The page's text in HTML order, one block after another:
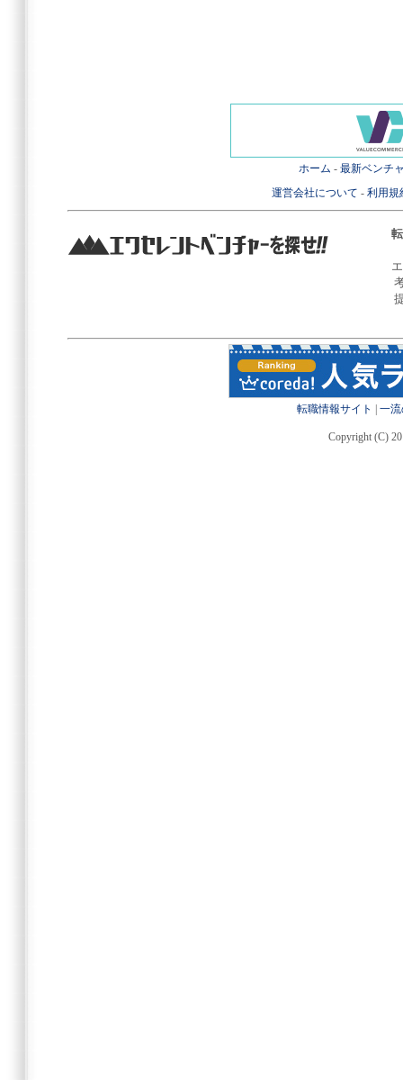
ホーム - 最新ベンチ
運営会社について - 利用規
転職情報サイト 一
Copyright (C)